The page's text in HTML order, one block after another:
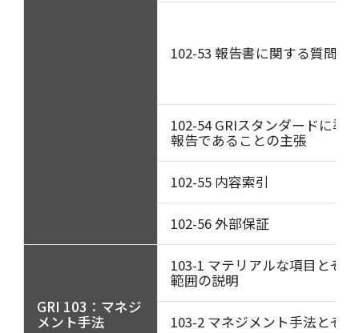
102-53 報告書に関する質問の
102-54 GRIスタンダードに準
報告であることの主張
102-55 内容索引
102-56 外部保証
GRI 103：マネジ
メント手法
103-1 マテリアルな項目とそ
範囲の説明
103-2 マネジメント手法とそ